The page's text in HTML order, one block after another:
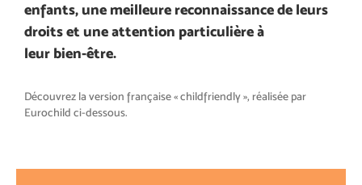
enfants, une meilleure reconnaissance de leurs
droits et une attention particulière à
leur bien-être.
Découvrez la version française « childfriendly », réalisée par
Eurochild ci-dessous.